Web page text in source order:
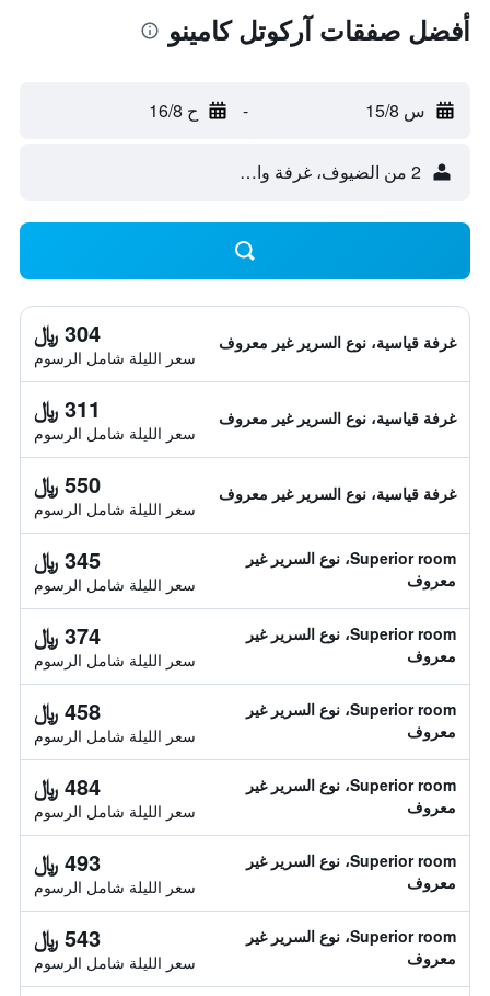
أفضل صفقات آركوتل كامينو
س 15/8 - ح 16/8
2 من الضيوف، غرفة واحدة
غرفة قياسية، نوع السرير غير معروف 304 ﷼
سعر الليلة شامل الرسوم
غرفة قياسية، نوع السرير غير معروف 311 ﷼
سعر الليلة شامل الرسوم
غرفة قياسية، نوع السرير غير معروف 550 ﷼
سعر الليلة شامل الرسوم
Superior room، نوع السرير غير
معروف
345 ﷼
سعر الليلة شامل الرسوم
Superior room، نوع السرير غير
معروف
374 ﷼
سعر الليلة شامل الرسوم
Superior room، نوع السرير غير
معروف
458 ﷼
سعر الليلة شامل الرسوم
Superior room، نوع السرير غير
معروف
484 ﷼
سعر الليلة شامل الرسوم
Superior room، نوع السرير غير
معروف
493 ﷼
سعر الليلة شامل الرسوم
Superior room، نوع السرير غير
معروف
543 ﷼
سعر الليلة شامل الرسوم